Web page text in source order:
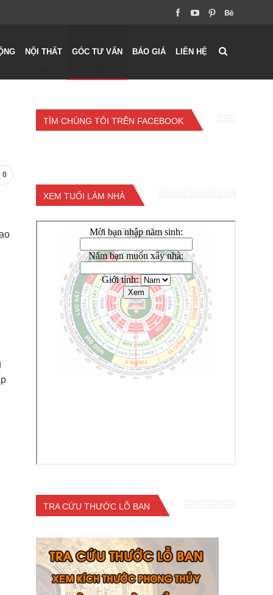
NỘI THẤT GÓC TƯ VẤN BÁO GIÁ LIÊN HỆ
0
TÌM CHÚNG TÔI TRÊN FACEBOOK
XEM TUỔI LÀM NHÀ
TRA CỨU THƯỚC LỖ BAN